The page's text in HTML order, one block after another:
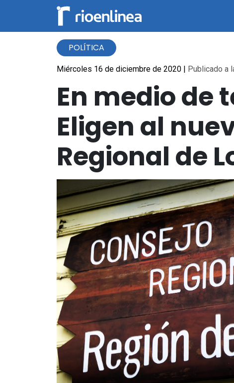
POLÍTICA
Miércoles 16 de diciembre de 2020 | Publicado a
En medio de
Eligen al
Regional de